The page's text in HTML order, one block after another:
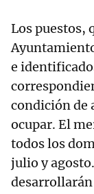
Los puestos,
e
condición de
ocupar. El
todos los
julio y